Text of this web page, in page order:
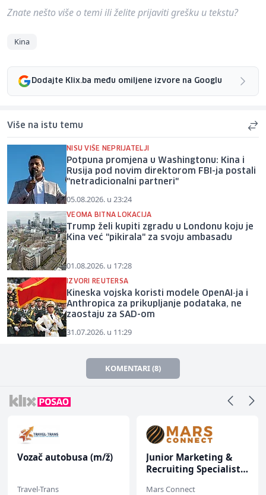
Znate nešto više o temi ili želite prijaviti grešku u tekstu?
Kina
Dodajte Klix.ba među omiljene izvore na Googlu
Više na istu temu
NISU VIŠE NEPRIJATELJI
Potpuna promjena u Washingtonu: Kina i
Rusija pod novim direktorom FBI-ja postali
"netradicionalni partneri"
05.08.2026. u 23:24
VEOMA BITNA LOKACIJA
Trump želi kupiti zgradu u Londonu koju je
Kina već "pikirala" za svoju ambasadu
01.08.2026. u 17:28
IZVORI REUTERSA
Kineska vojska koristi modele OpenAI‑ja i
Anthropica za prikupljanje podataka, ne
zaostaju za SAD-om
31.07.2026. u 11:29
KOMENTARI (8)
Vozač autobusa (m/ž)
Travel-Trans
Junior Marketing &
Recruiting Specialist
Mars Connect